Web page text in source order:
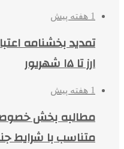
1 هفته پیش
تمدید بخشنامه
ارز تا ۱۵ شهریور
1 هفته پیش
مطالبه بخش
متناسب با شرایط